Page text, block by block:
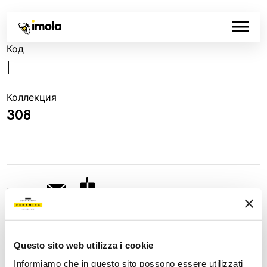
Questo sito web utilizza i cookie
Informiamo che in questo sito possono essere utilizzati
Код
Коллекция
308
Share: